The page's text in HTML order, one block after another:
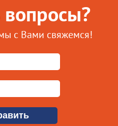
вопросы?
с Вами свяжемся!